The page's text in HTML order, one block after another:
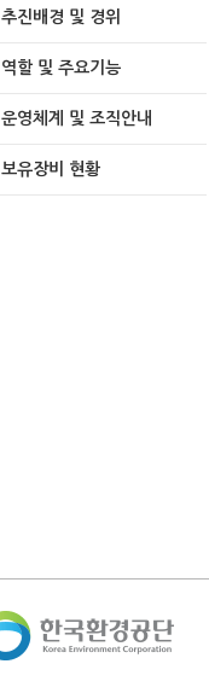
추진배경 및 경위
역할 및 주요기능
운영체계 및 조직안내
보유장비 현황